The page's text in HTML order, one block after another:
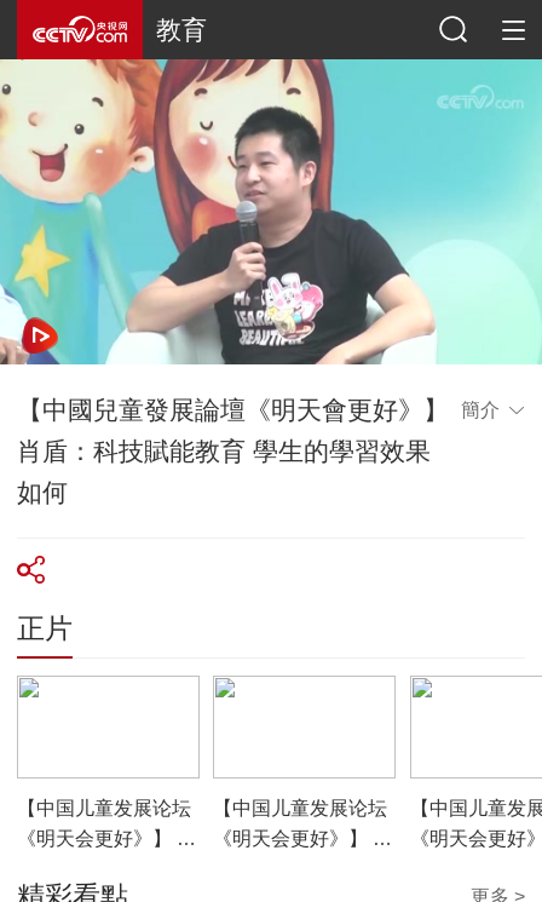
教育
【中國兒童發展論壇《明天會更好》】
肖盾：科技賦能教育 學生的學習效果
如何
簡介
正片
【中国儿童发展论坛
《明天会更好》】 第
【中国儿童发展论坛
《明天会更好》】 第
【中国儿童发
《明天会更好
更多 >